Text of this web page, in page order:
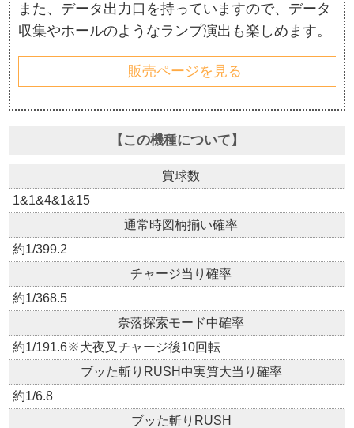
また、データ出力口を持っていますので、データ
収集やホールのようなランプ演出も楽しめます。
販売ページを見る
【この機種について】
賞球数
1&1&4&1&15
通常時図柄揃い確率
約1/399.2
チャージ当り確率
約1/368.5
奈落探索モード中確率
約1/191.6※犬夜叉チャージ後10回転
ブッた斬りRUSH中実質大当り確率
約1/6.8
ブッた斬りRUSH